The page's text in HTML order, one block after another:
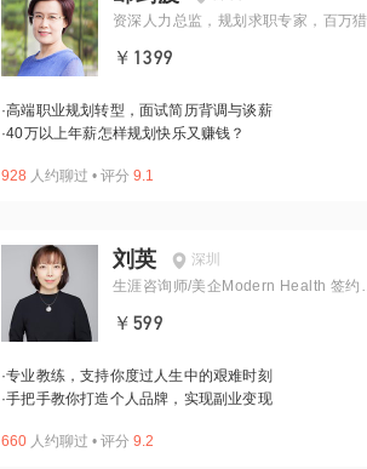
资深人力总监，规划求职专家，百万
￥1399
·高端职业规划转型，面试简历背调与谈薪
·40万以上年薪怎样规划快乐又赚钱？
928 人约聊过 • 评分 9.1
刘英
深圳
生涯咨询师/美企Modern Health 签约
￥599
·专业教练，支持你度过人生中的艰难时刻
·手把手教你打造个人品牌，实现副业变现
660 人约聊过 • 评分 9.2